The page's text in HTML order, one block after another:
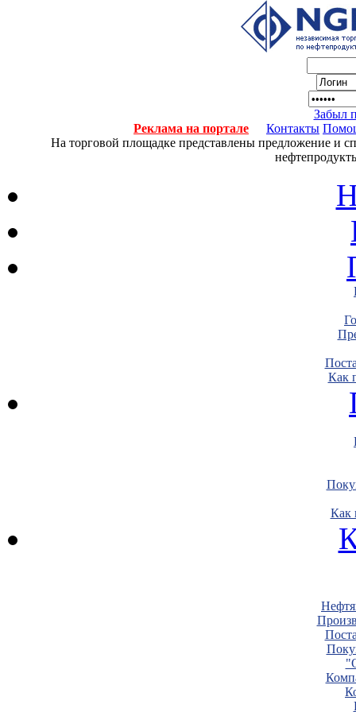
Забыл
Реклама на портале
Контакты
На торговой площадке представлены предложение и
Как
Как